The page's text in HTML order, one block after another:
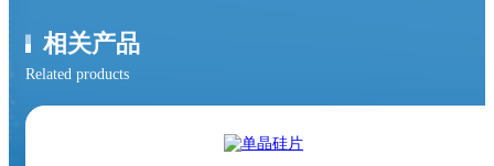
相关产品
Related products